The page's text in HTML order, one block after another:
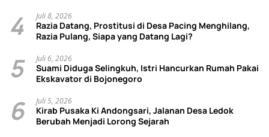
4 Juli 8, 2026
Razia Datang, Prostitusi di Desa Pacing Menghilang,
Razia Pulang, Siapa yang Datang Lagi?
5 Juli 6, 2026
Suami Diduga Selingkuh, Istri Hancurkan Rumah Pakai
Ekskavator di Bojonegoro
6 Juli 5, 2026
Kirab Pusaka Ki Andongsari, Jalanan Desa Ledok
Berubah Menjadi Lorong Sejarah